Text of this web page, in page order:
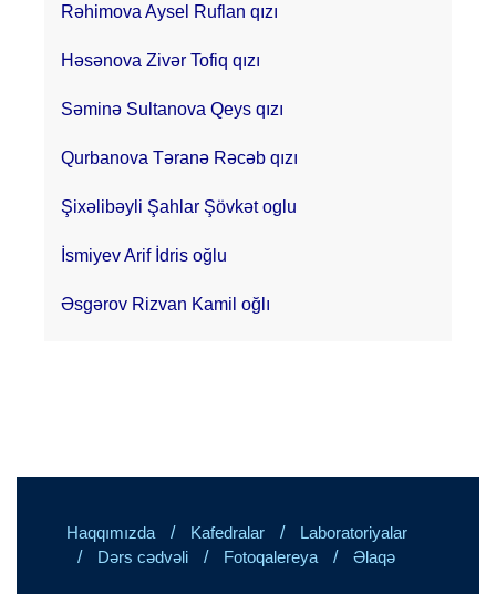
Rəhimova Aysel Ruflan qızı
Həsənova Zivər Tofiq qızı
Səminə Sultanova Qeys qızı
Qurbanova Təranə Rəcəb qızı
Şixəlibəyli Şahlar Şövkət oglu
İsmiyev Arif İdris oğlu
Əsgərov Rizvan Kamil oğlı
Haqqımızda / Kafedralar / Laboratoriyalar
/ Dərs cədvəli / Fotoqalereya / Əlaqə